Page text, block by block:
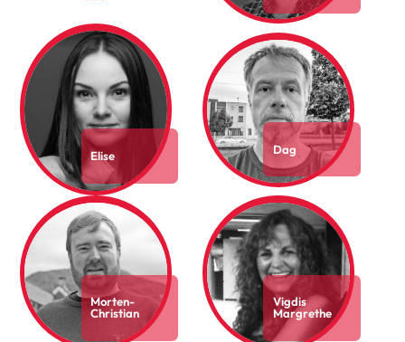
Elise Dag
Morten-
Christian
Vigdis
Margrethe